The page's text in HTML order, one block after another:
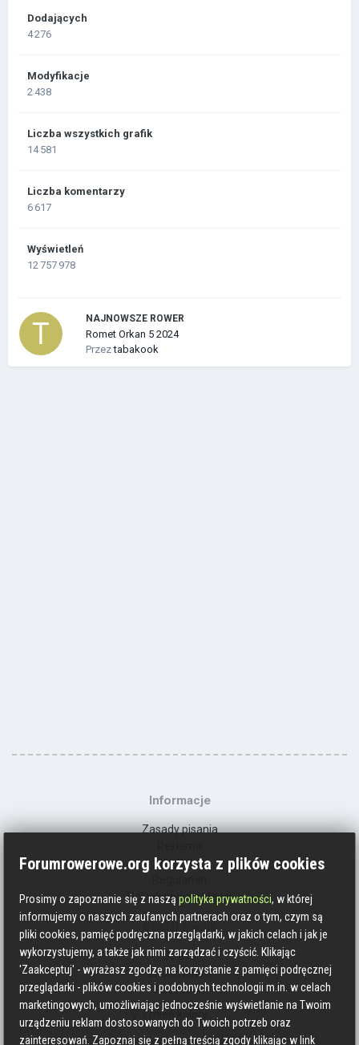
Dodających
4 276
Modyfikacje
2 438
Liczba wszystkich grafik
14 581
Liczba komentarzy
6 617
Wyświetleń
12 757 978
NAJNOWSZE ROWER
Romet Orkan 5 2024
Przeztabakook
Informacje
Zasady pisania
Kontakt
Polityka prywatności
Social media
Strava
Endomondo
Facebook
Zmień kolory
Forumrowerowe.org korzysta z plików cookies
Prosimy o zapoznanie się z nasząpolityka prywatności, w której
informujemy o naszych zaufanych partnerach oraz o tym, czym są
pliki cookies, pamięć podręczna przeglądarki, w jakich celach i jak je
wykorzystujemy, a także jak nimi zarządzać i czyścić. Klikając
'Zaakceptuj' - wyrażasz zgodzę na korzystanie z pamięci podręcznej
przeglądarki - plików cookies i podobnych technologii m.in. w celach
marketingowych, umożliwiając jednocześnie wyświetlanie na Twoim
urządzeniu reklam dostosowanych do Twoich potrzeb oraz
zainteresowań. Zapoznaj się z pełną treścią zgody klikając w link